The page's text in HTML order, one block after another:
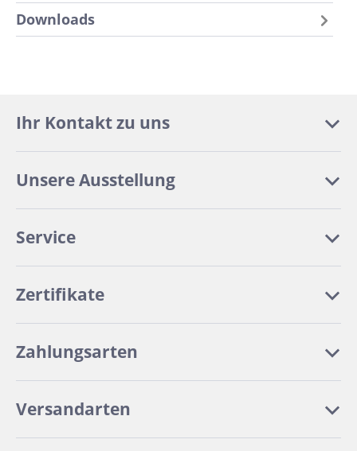
Downloads
Ihr Kontakt zu uns
Unsere Ausstellung
Service
Zertifikate
Zahlungsarten
Versandarten